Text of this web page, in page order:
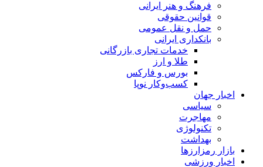
فرهنگ و هنر ایرانی
قوانین حقوقی
حمل و نقل عمومی
بانکداری ایرانی
خدمات تجاری بازرگانی
طلا و ارز
بورس و فارکس
کسب‌وکار نوپا
اخبار جهان
سیاسی
مهاجرت
تکنولوژی
بهداشت
بازار رمزارزها
اخبار ورزشی